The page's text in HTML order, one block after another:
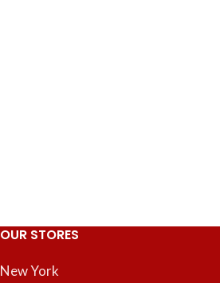
OUR STORES
New York